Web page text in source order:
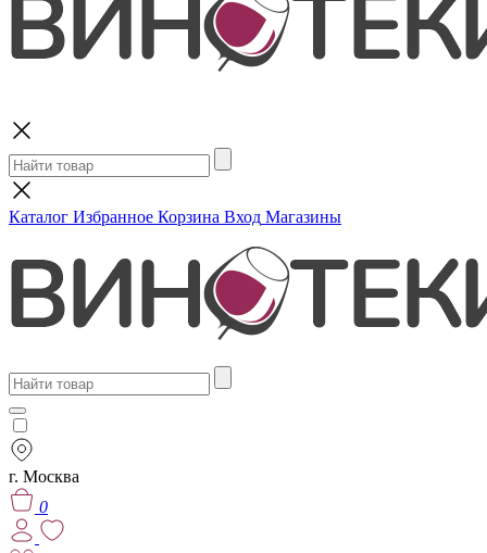
Каталог Избранное Корзина Вход Магазины
г. Москва
0